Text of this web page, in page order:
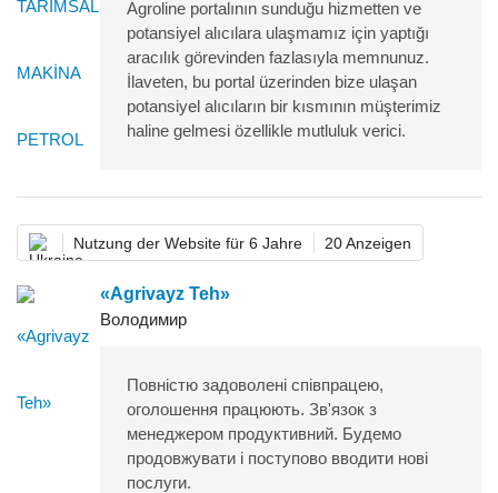
Agroline portalının sunduğu hizmetten ve
potansiyel alıcılara ulaşmamız için yaptığı
aracılık görevinden fazlasıyla memnunuz.
İlaveten, bu portal üzerinden bize ulaşan
potansiyel alıcıların bir kısmının müşterimiz
haline gelmesi özellikle mutluluk verici.
Nutzung der Website für 6 Jahre 20 Anzeigen
«Agrivayz Teh»
Володимир
Повністю задоволені співпрацею,
оголошення працюють. Зв'язок з
менеджером продуктивний. Будемо
продовжувати і поступово вводити нові
послуги.